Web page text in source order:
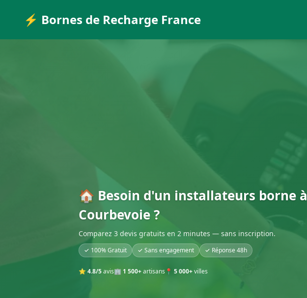
⚡ Bornes de Recharge France
🏠 Besoin d'un installateurs borne à
Courbevoie ?
Comparez 3 devis gratuits en 2 minutes — sans inscription.
✓ 100% Gratuit ✓ Sans engagement ✓ Réponse 48h
⭐ 4.8/5avis🏢 1 500+artisans 📍 5 000+villes